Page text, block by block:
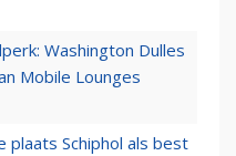
Washington Dulles
Mobile Lounges
plaats Schiphol als best